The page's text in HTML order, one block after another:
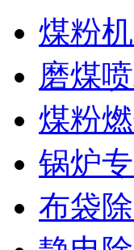
煤粉
磨煤
煤粉
锅炉
布袋